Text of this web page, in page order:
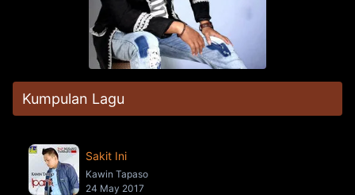
Kumpulan Lagu
Sakit Ini
Kawin Tapaso
24 May 2017